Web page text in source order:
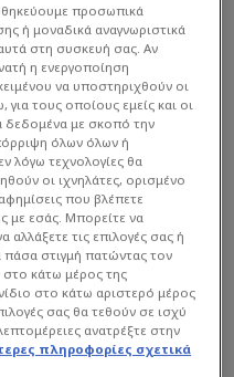
προσωπικά
ή μοναδικά αναγνωριστικά
στη συσκευή σας. Αν
η ενεργοποίηση
να υποστηριχθούν οι
τους οποίους εμείς και οι
δεδομένα με σκοπό την
όλων όλων ή
λόγω τεχνολογίες θα
οι ιχνηλάτες, ορισμένο
που βλέπετε
με εσάς. Μπορείτε να
αλλάξετε τις επιλογές σας ή
στιγμή πατώντας τον
κάτω μέρος της
στο κάτω αριστερό μέρος
σας θα τεθούν σε ισχύ
ανατρέξτε στην
πληροφορίες σχετικά